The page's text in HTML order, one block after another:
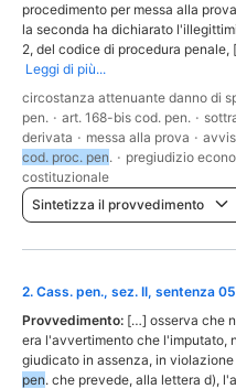
procedimento per messa alla
la seconda ha dichiarato
2, del codice di procedura penale,
Leggi di più...
circostanza attenuante danno di
pen. · art. 168-bis cod. pen. ·
derivata · messa alla prova ·
cod. proc. pen. · pregiudizio
costituzionale
Sintetizza il provvedimento
2. Cass. pen., sez. II, sentenza
Provvedimento: […] osserva che
era l'avvertimento che l'imputato,
giudicato in assenza, in
pen. che prevede, alla lettera d),